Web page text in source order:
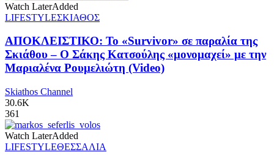
Watch LaterAdded
LIFESTYLEΣΚΙΑΘΟΣ
ΑΠΟΚΛΕΙΣΤΙΚΟ: Το «Survivor» σε παραλία της
Σκιάθου – Ο Σάκης Κατσούλης «μονομαχεί» με την
Μαριαλένα Ρουμελιώτη (Video)
Skiathos Channel
30.6K
361
Watch LaterAdded
LIFESTYLEΘΕΣΣΑΛΙΑ